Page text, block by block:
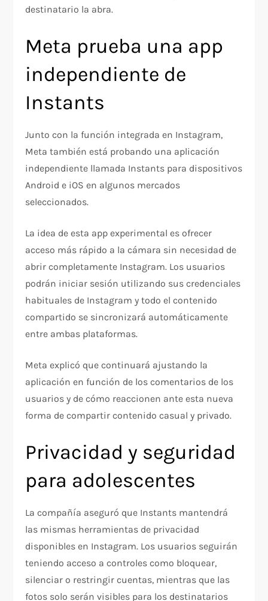
destinatario la abra.
Meta prueba una app
independiente de
Instants
Junto con la función integrada en Instagram,
Meta también está probando una aplicación
independiente llamada Instants para dispositivos
Android e iOS en algunos mercados
seleccionados.
La idea de esta app experimental es ofrecer
acceso más rápido a la cámara sin necesidad de
abrir completamente Instagram. Los usuarios
podrán iniciar sesión utilizando sus credenciales
habituales de Instagram y todo el contenido
compartido se sincronizará automáticamente
entre ambas plataformas.
Meta explicó que continuará ajustando la
aplicación en función de los comentarios de los
usuarios y de cómo reaccionen ante esta nueva
forma de compartir contenido casual y privado.
Privacidad y seguridad
para adolescentes
La compañía aseguró que Instants mantendrá
las mismas herramientas de privacidad
disponibles en Instagram. Los usuarios seguirán
teniendo acceso a controles como bloquear,
silenciar o restringir cuentas, mientras que las
fotos solo serán visibles para los destinatarios